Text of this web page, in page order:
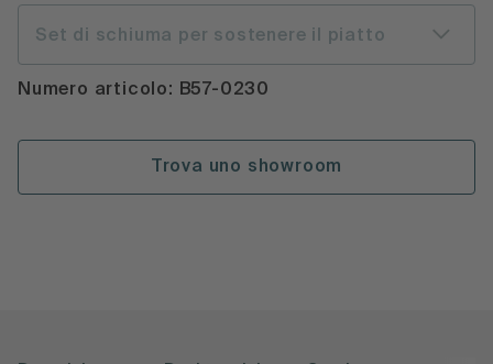
Set di schiuma per sostenere il piatto
Numero articolo: B57-0230
Trova uno showroom